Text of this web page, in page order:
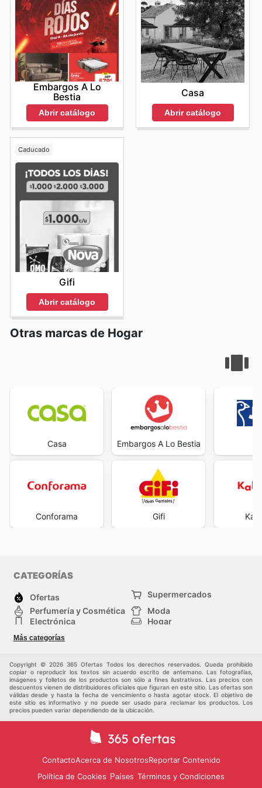
liquidación. Mantenerse informado sobre lasDutchbone
sales this weekno solo le permite ahorrar dinero, sino
que también le da la ventaja de acceder a los artículos
más populares antes de que se agoten. LosDutchbone
dealsestán pensados para ofrecer un valor
excepcional, combinando el diseño de vanguardia con
una accesibilidad económica. Don't miss out on the
latest offers from Dutchbone—check their website now.
Embargos A Lo
Bestia
Abrir catálogo
Casa
Abrir catálogo
Caducado
Gifi
Abrir catálogo
Otras marcas de Hogar
Casa
Conforama
Embargos A Lo Bestia
Gifi
CATEGORÍAS
Ofertas
Supermercados
Perfumería y Cosmética
Moda
Electrónica
Hogar
Deporte
Juguetes y bebés
Más categorías
Copyright © 2026 365 Ofertas Todos los derechos reservados. Queda prohibido
copiar o reproducir los textos sin acuerdo escrito de antemano. Las fotografías,
imágenes y folletos de los productos son sólo a fines ilustrativos. Las precios con
descuentos vienen de distribuidores oficiales que figuran en este sitio. Las ofertas son
válidas desde y hasta la fecha de vencimiento o hasta agotar stock. El objetivo de
este sitio es informativo y no puede ser usado para reclamar los productos. Los
precios pueden variar dependiendo de la ubicación.
ContactoAcerca de NosotrosReportar Contenido
Política de Cookies Países Términos y Condiciones